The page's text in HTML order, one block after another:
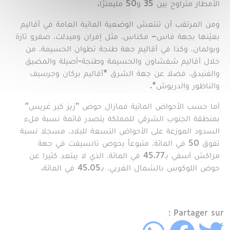
الأمطار متراوح بين 35 و50 مليمترًا.
ومن المرتقب أن تنتعش الوضعية المائية العامة في أقاليم
بعيْنها بجهة فاس– مكناس، مثل إفران وميدلت، صفرو تازة
وبولمان، وكذا في أقاليم جهة طنجة تطوان الحسيمة، من
خلال أقاليم شفشاون والحسيمة وطنجة-أصيلة والمضيق
والفنيدق، فضلا عن جهة الشرق *أقاليم بركان وجرسيف
والناظور والدريوش*.
أما حسب الأحواض المائية فمازال حوض “زيز كير غريس”
بمنطقة الجنوب الشرقي للمملكة يتصدر قائمة نسبة ملء
السدود الموزعة على الأحواض التسعة للبلاد، مسجلا نسبة
تفوق 50 في المائة، متبوعاً بحوض تانسيفت في جهة
مراكش آسفي بـ45.77 في المائة، الذي لا يبتعد كثيرا عن
حوض اللوكوس بالشمال الغربي، بـ45.05 في المائة.
Partager sur :